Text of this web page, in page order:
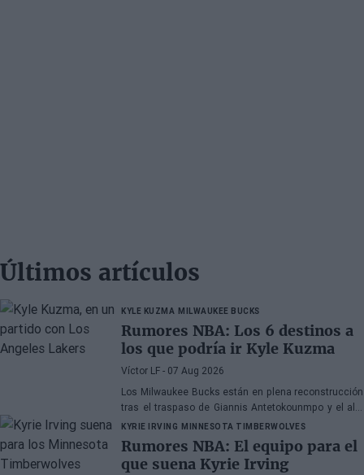
Últimos artículos
KYLE KUZMA MILWAUKEE BUCKS
Rumores NBA: Los 6 destinos a
los que podría ir Kyle Kuzma
Víctor LF - 07 Aug 2026
Los Milwaukee Bucks están en plena reconstrucción
tras el traspaso de Giannis Antetokounmpo y el ala-
pívot podría ser el siguiente
KYRIE IRVING MINNESOTA TIMBERWOLVES
Rumores NBA: El equipo para el
que suena Kyrie Irving